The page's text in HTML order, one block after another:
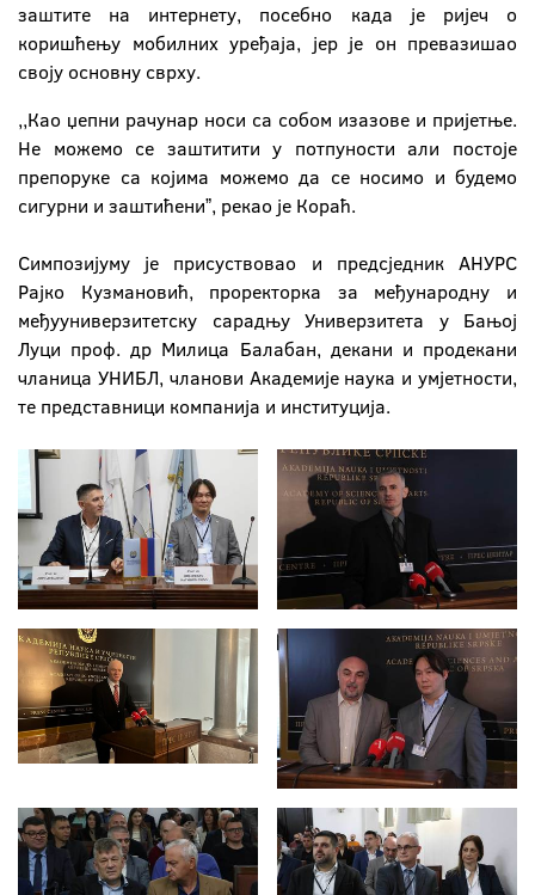
заштите на интернету, посебно када је ријеч о
коришћењу мобилних уређаја, јер је он превазишао
своју основну сврху.
,,Као џепни рачунар носи са собом изазове и пријетње.
Не можемо се заштитити у потпуности али постоје
препоруке са којима можемо да се носимо и будемо
сигурни и заштићениˮ, рекао је Кораћ.
Симпозијуму је присуствовао и предсједник АНУРС
Рајко Кузмановић, проректорка за међународну и
међууниверзитетску сарадњу Универзитета у Бањој
Луци проф. др Милица Балабан, декани и продекани
чланица УНИБЛ, чланови Академије наука и умјетности,
те представници компанија и институција.